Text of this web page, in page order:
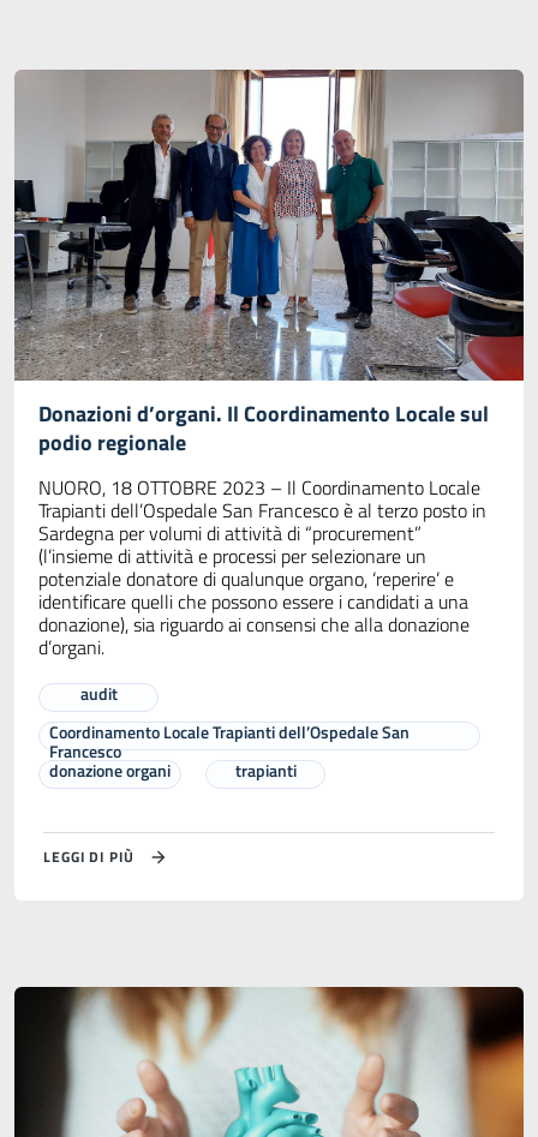
Donazioni d’organi. Il Coordinamento Locale sul
podio regionale
NUORO, 18 OTTOBRE 2023 – Il Coordinamento Locale
Trapianti dell’Ospedale San Francesco è al terzo posto in
Sardegna per volumi di attività di “procurement”
(l’insieme di attività e processi per selezionare un
potenziale donatore di qualunque organo, ‘reperire’ e
identificare quelli che possono essere i candidati a una
donazione), sia riguardo ai consensi che alla donazione
d’organi.
audit
Coordinamento Locale Trapianti dell’Ospedale San
Francesco
donazione organi trapianti
LEGGI DI PIÙ